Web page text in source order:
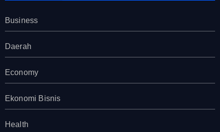
Business
Daerah
Economy
Ekonomi Bisnis
Health